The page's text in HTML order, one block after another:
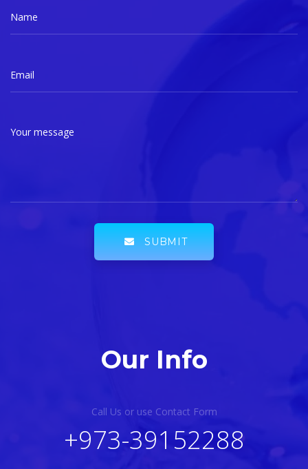
Our Info
Call Us or use Contact Form
+973-39152288
Name
Email
Your message
SUBMIT